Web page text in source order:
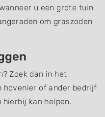
u een grote tuin
om graszoden
Zoek dan in het
hovenier of ander bedrijf
hierbij kan helpen.